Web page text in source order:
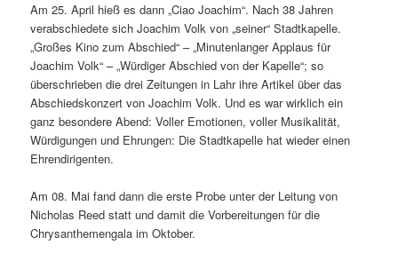
Am 25. April hieß es dann „Ciao Joachim“. Nach 38 Jahren
verabschiedete sich Joachim Volk von „seiner“ Stadtkapelle.
„Großes Kino zum Abschied“ – „Minutenlanger Applaus für
Joachim Volk“ – „Würdiger Abschied von der Kapelle“; so
überschrieben die drei Zeitungen in Lahr ihre Artikel über das
Abschiedskonzert von Joachim Volk. Und es war wirklich ein
ganz besondere Abend: Voller Emotionen, voller Musikalität,
Würdigungen und Ehrungen: Die Stadtkapelle hat wieder einen
Ehrendirigenten.
Am 08. Mai fand dann die erste Probe unter der Leitung von
Nicholas Reed statt und damit die Vorbereitungen für die
Chrysanthemengala im Oktober.